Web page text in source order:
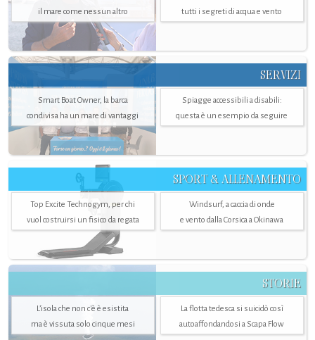
il mare come nessun altro
tutti i segreti di acqua e vento
SERVIZI
Smart Boat Owner, la barca
condivisa ha un mare di vantaggi
Spiagge accessibili a disabili:
questa è un esempio da seguire
SPORT & ALLENAMENTO
Top Excite Technogym, per chi
vuol costruirsi un fisico da regata
Windsurf, a caccia di onde
e vento dalla Corsica a Okinawa
STORIE
L’isola che non c'è è esistita
ma è vissuta solo cinque mesi
La flotta tedesca si suicidò così
autoaffondandosi a Scapa Flow